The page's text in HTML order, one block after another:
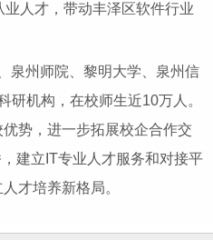
人才，带动丰泽区软件行业
州师院、黎明大学、泉州信
研机构，在校师生近10万人。
势，进一步拓展校企合作交
建立IT专业人才服务和对接平
才培养新格局。